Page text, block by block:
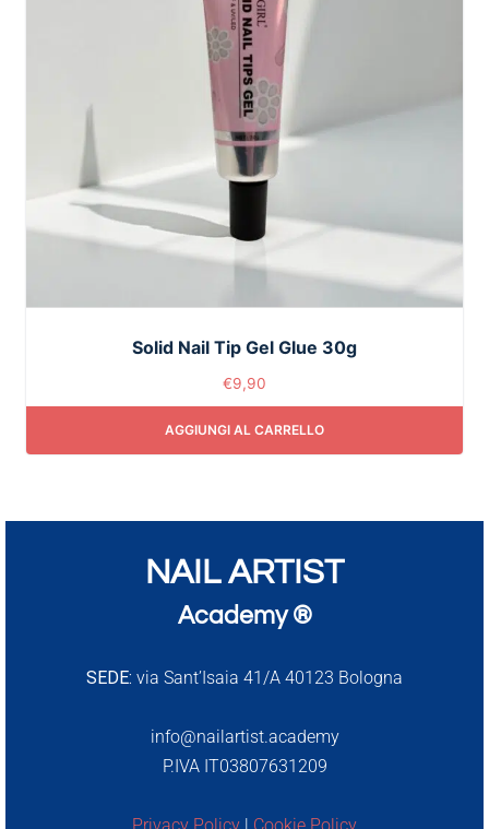
Solid Nail Tip Gel Glue 30g
€9,90
AGGIUNGI AL CARRELLO
NAIL ARTIST
Academy ®
SEDE: via Sant’Isaia 41/A 40123 Bologna
info@nailartist.academy
P.IVA IT03807631209